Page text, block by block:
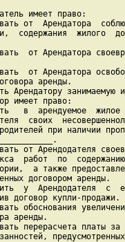
имеет право:
от  Арендатора
содержания  жилого
от Арендатора
от Арендатора
аренды.
Арендатору занимаемую
имеет право:
в  арендуемое  жилое
своих
при наличии
от Арендодателя
работ  по
а также
договором аренды.
у  Арендодателя  с
договор купли-продажи.
обоснования
аренды.
перерасчета платы за